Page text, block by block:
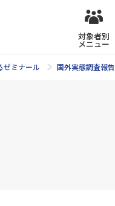
対象者別
メニュー
ゼミナール 国外実態調査報告